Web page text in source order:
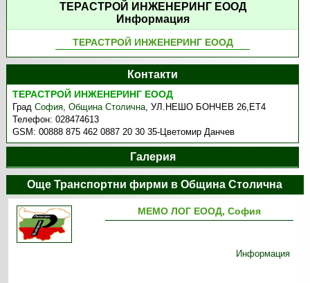
ТЕРАСТРОЙ ИНЖЕНЕРИНГ ЕООД
Информация
ТЕРАСТРОЙ ИНЖЕНЕРИНГ ЕООД
Контакти
ТЕРАСТРОЙ ИНЖЕНЕРИНГ ЕООД
ГрадСофия,Община Столична,УЛ.НЕШО БОНЧЕВ 26,ЕТ4
Телефон:028474613
GSM:00888 875 462 0887 20 30 35-Цветомир Данчев
Галерия
Още Транспортни фирми в Община Столична
МЕМО ЛОГ ЕООД, София
Информация